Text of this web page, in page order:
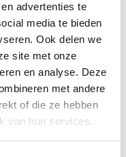
advertenties te
media te bieden
Ook delen we
site met onze
en analyse. Deze
met andere
of die ze hebben
van hun services.
Warenkorb